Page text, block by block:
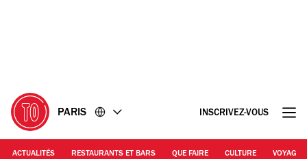
PARIS INSCRIVEZ-VOUS
ACTUALITÉS RESTAURANTS ET BARS QUE FAIRE CULTURE VOYAGE